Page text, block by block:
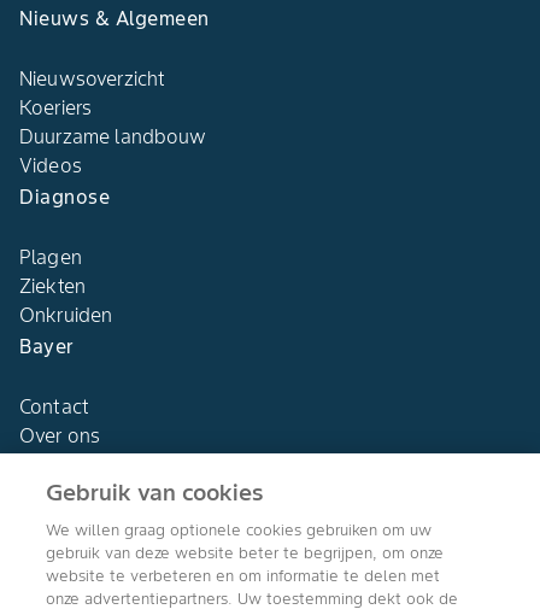
Nieuws & Algemeen
Nieuwsoverzicht
Koeriers
Duurzame landbouw
Videos
Diagnose
Plagen
Ziekten
Onkruiden
Bayer
Contact
Over ons
Agro Bayer
Nederland
Gebruik van cookies
We willen graag optionele cookies gebruiken om uw
gebruik van deze website beter te begrijpen, om onze
website te verbeteren en om informatie te delen met
onze advertentiepartners. Uw toestemming dekt ook de